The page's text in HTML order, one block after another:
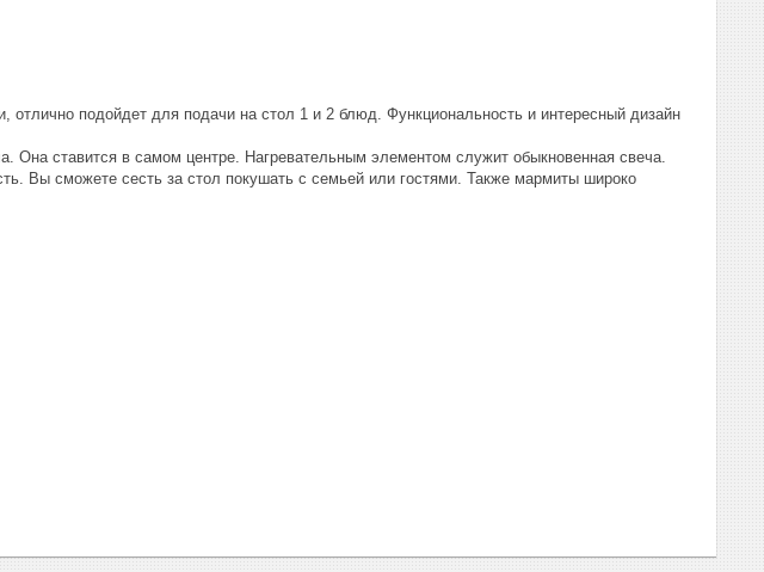
подойдет для подачи на стол 1 и 2 блюд. Функциональность и интересный дизайн
Она ставится в самом центре. Нагревательным элементом служит обыкновенная свеча.
Вы сможете сесть за стол покушать с семьей или гостями. Также мармиты широко